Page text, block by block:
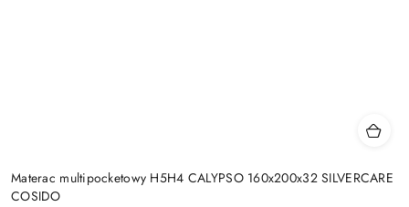
Materac multipocketowy H5H4 CALYPSO 160x200x32 SILVERCARE
COSIDO